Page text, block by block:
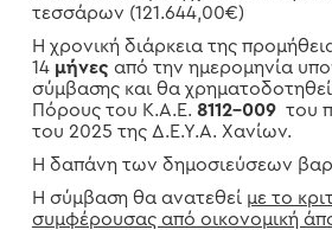
τεσσάρων (121.644,00€)
Η χρονική διάρκεια της
14μήνες από την ημερομηνία
σύμβασης και θα
Πόρους του Κ.Α.Ε. 8112-009 του
του 2025 της Δ.Ε.Υ.Α. Χανίων.
Η δαπάνη των δημοσιεύσεων
Η σύμβαση θα ανατεθεί με το
συμφέρουσας από οικονομική